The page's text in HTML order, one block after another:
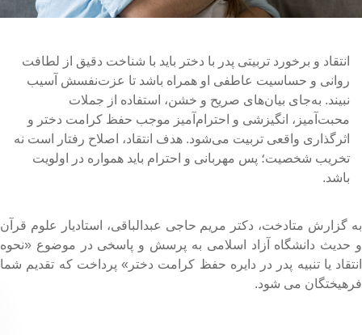
انتقاد و برخورد تربیتی پدر با دختر باید با شناخت دقیق از لطافت
روانی و حساسیت عاطفی او همراه باشد تا عزت‌نفسش آسیب
نبیند. به‌جای بیان‌های صریح و خشن، استفاده از جملات
محبت‌آمیز، انگیزشی و احترام‌آمیز موجب حفظ کرامت دختر و
اثرگذاری واقعی تربیت می‌شود. هدف انتقاد، اصلاح رفتار است نه
تخریب شخصیت؛ پس مهربانی و احترام باید همواره در اولویت
باشد.
گزارش متادخت، دکتر مریم حاجی عبدالباقی، استادیار علوم قرآن
حدیث دانشگاه آزاد اسلامی به پرسش و پاسخی در موضوع «نحوه
یا تنبیه پدر در دایره حفظ کرامت دختر» پرداخت که تقدیم شما
می شود.